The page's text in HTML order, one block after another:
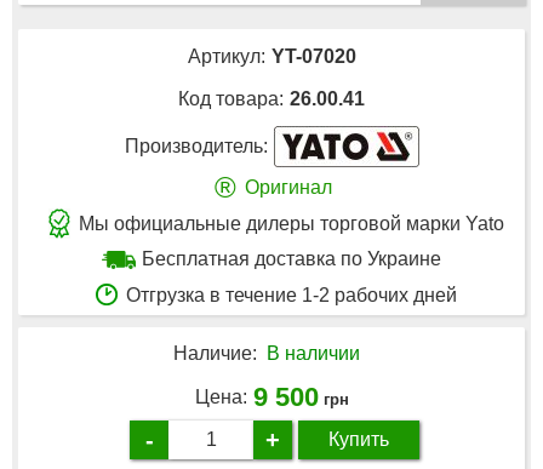
Артикул: YT-07020
Код товара: 26.00.41
Производитель:
® Оригинал
Мы официальные дилеры торговой марки Yato
Бесплатная доставка по Украине
Отгрузка в течение 1-2 рабочих дней
Наличие: В наличии
Цена: 9 500 грн
- + Купить